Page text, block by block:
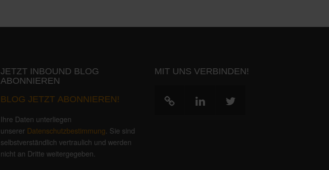
JETZT INBOUND BLOG
ABONNIEREN
BLOG JETZT ABONNIEREN!
Ihre Daten unterliegen
unserer Datenschutzbestimmung . Sie sind
selbstverständlich vertraulich und werden
nicht an Dritte weitergegeben.
MIT UNS VERBINDEN!